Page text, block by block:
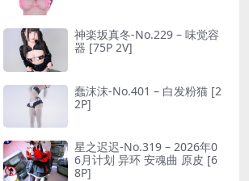
神楽坂真冬-No.229 – 味觉容
器 [75P 2V]
蠢沫沫-No.401 – 白发粉猫 [2
2P]
星之迟迟-No.319 – 2026年0
6月计划 异环 安魂曲 原皮 [6
8P]